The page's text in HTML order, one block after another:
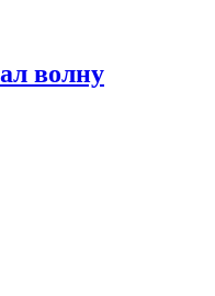
волну